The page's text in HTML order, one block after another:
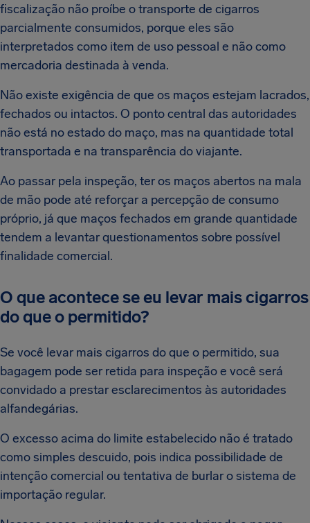
fiscalização não proíbe o transporte de cigarros
parcialmente consumidos, porque eles são
interpretados como item de uso pessoal e não como
mercadoria destinada à venda.
Não existe exigência de que os maços estejam lacrados,
fechados ou intactos. O ponto central das autoridades
não está no estado do maço, mas na quantidade total
transportada e na transparência do viajante.
Ao passar pela inspeção, ter os maços abertos na mala
de mão pode até reforçar a percepção de consumo
próprio, já que maços fechados em grande quantidade
tendem a levantar questionamentos sobre possível
finalidade comercial.
O que acontece se eu levar mais cigarros
do que o permitido?
Se você levar mais cigarros do que o permitido, sua
bagagem pode ser retida para inspeção e você será
convidado a prestar esclarecimentos às autoridades
alfandegárias.
O excesso acima do limite estabelecido não é tratado
como simples descuido, pois indica possibilidade de
intenção comercial ou tentativa de burlar o sistema de
importação regular.